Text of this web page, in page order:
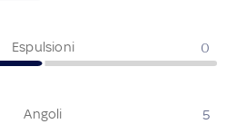
Espulsioni 0
Angoli 5